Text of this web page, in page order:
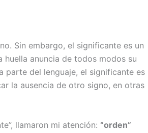
Sin embargo, el significante es un
huella anuncia de todos modos su
parte del lenguaje, el significante es
la ausencia de otro signo, en otras
llamaron mi atención: “orden”